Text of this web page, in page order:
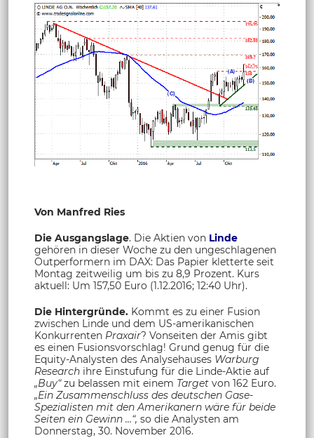
Von Manfred Ries
Die Ausgangslage. Die Aktien von Linde
gehören in dieser Woche zu den ungeschlagenen
Outperformern im DAX: Das Papier kletterte seit
Montag zeitweilig um bis zu 8,9 Prozent. Kurs
aktuell: Um 157,50 Euro (1.12.2016; 12:40 Uhr).
Die Hintergründe. Kommt es zu einer Fusion
zwischen Linde und dem US-amerikanischen
Konkurrenten Praxair? Vonseiten der Amis gibt
es einen Fusionsvorschlag! Grund genug für die
Equity-Analysten des Analysehauses Warburg
Research ihre Einstufung für die Linde-Aktie auf
„Buy“zu belassen mit einem Target von 162 Euro.
„Ein Zusammenschluss des deutschen Gase-
Spezialisten mit den Amerikanern wäre für beide
Seiten ein Gewinn …“, so die Analysten am
Donnerstag, 30. November 2016.